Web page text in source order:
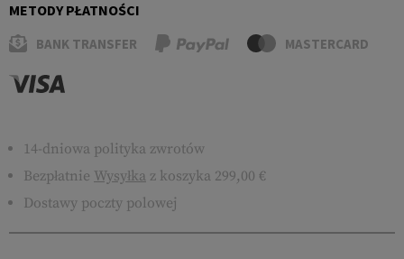
METODY PŁATNOŚCI
BANK TRANSFER MASTERCARD
14-dniowa polityka zwrotów
Bezpłatnie Wysyłka z koszyka 299,00 €
Dostawy poczty polowej